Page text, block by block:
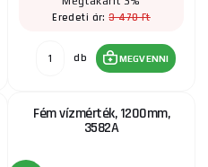
Eredeti ár:3 470 Ft
db MEGVENNI
Fém vízmérték, 1200mm,
3582A